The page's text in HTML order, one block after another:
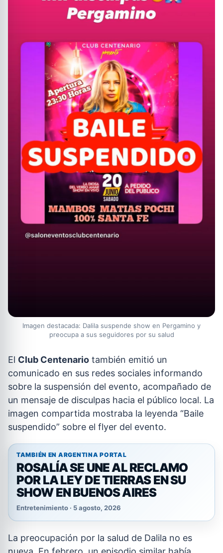
Imagen destacada: Dalila suspende show en Pergamino y
preocupa a sus seguidores por su salud
El Club Centenario también emitió un
comunicado en sus redes sociales informando
sobre la suspensión del evento, acompañado de
un mensaje de disculpas hacia el público local. La
imagen compartida mostraba la leyenda “Baile
suspendido” sobre el flyer del evento.
TAMBIÉN EN ARGENTINA PORTAL
ROSALÍA SE UNE AL RECLAMO
POR LA LEY DE TIERRAS EN SU
SHOW EN BUENOS AIRES
Entretenimiento · 5 agosto, 2026
La preocupación por la salud de Dalila no es